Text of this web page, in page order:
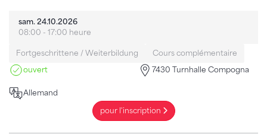
sam. 24.10.2026
08:00 - 17:00 heure
Fortgeschrittene / Weiterbildung
Cours complémentaire
ouvert
7430 Turnhalle Compogna
Allemand
pour l'inscription